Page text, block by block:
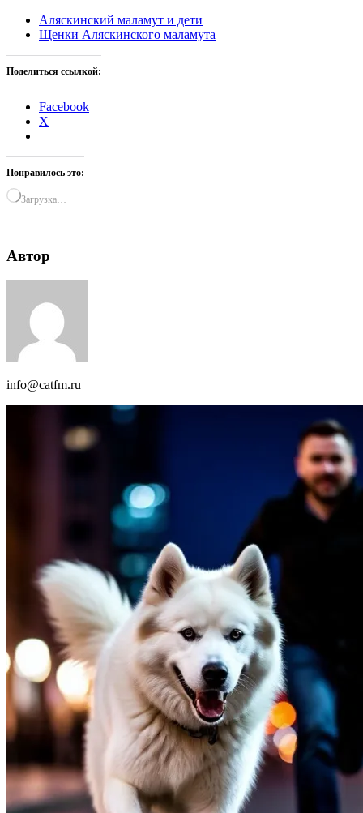
Аляскинский маламут и дети
Щенки Аляскинского маламута
Поделиться ссылкой:
Facebook
X
Понравилось это:
Загрузка…
Автор
info@catfm.ru